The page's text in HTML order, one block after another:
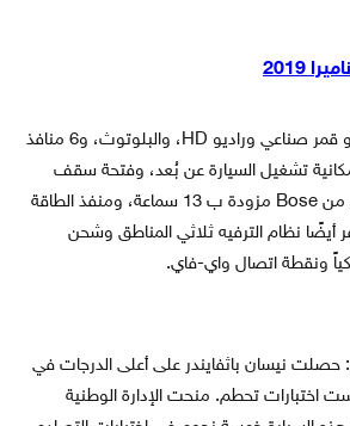
2019
تحتوي السيارة على: راديو قمر صناعي وراديو HD، والبلوتوث، و6 منافذ
تشغيل السيارة عن بُعد، وفتحة سقف
بانورامية، ونظام صوتي من Bose مزودة ب 13 سماعة، ومنفذ الطاقة
ويتوفر أيضًا نظام الترفيه ثلاثي المناطق وشحن
ونقطة اتصال واي-فاي.
: حصلت نيسان باثفايندر على أعلى الدرجات في
تحطم. منحت الإدارة الوطنية